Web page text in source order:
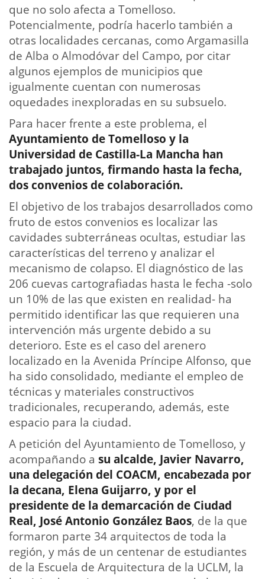
que no solo afecta a Tomelloso.
Potencialmente, podría hacerlo también a
otras localidades cercanas, como Argamasilla
de Alba o Almodóvar del Campo, por citar
algunos ejemplos de municipios que
igualmente cuentan con numerosas
oquedades inexploradas en su subsuelo.
Para hacer frente a este problema, el
Ayuntamiento de Tomelloso y la
Universidad de Castilla-La Mancha han
trabajado juntos, firmando hasta la fecha,
dos convenios de colaboración.
El objetivo de los trabajos desarrollados como
fruto de estos convenios es localizar las
cavidades subterráneas ocultas, estudiar las
características del terreno y analizar el
mecanismo de colapso. El diagnóstico de las
206 cuevas cartografiadas hasta le fecha -solo
un 10% de las que existen en realidad- ha
permitido identificar las que requieren una
intervención más urgente debido a su
deterioro. Este es el caso del arenero
localizado en la Avenida Príncipe Alfonso, que
ha sido consolidado, mediante el empleo de
técnicas y materiales constructivos
tradicionales, recuperando, además, este
espacio para la ciudad.
A petición del Ayuntamiento de Tomelloso, y
acompañando a su alcalde, Javier Navarro,
una delegación del COACM, encabezada por
la decana, Elena Guijarro, y por el
presidente de la demarcación de Ciudad
Real, José Antonio González Baos, de la que
formaron parte 34 arquitectos de toda la
región, y más de un centenar de estudiantes
de la Escuela de Arquitectura de la UCLM, la